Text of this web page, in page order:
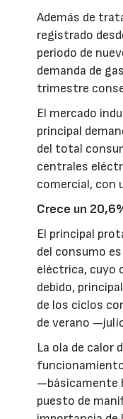
Además de
registrado
periodo de
demanda de
trimestre
El mercado
principal
del total
centrales
comercial, con
Crece un
El principal
del consumo
eléctrica, cuyo
debido,
de los ciclos
de verano
La ola de calor
—básicamente
puesto de